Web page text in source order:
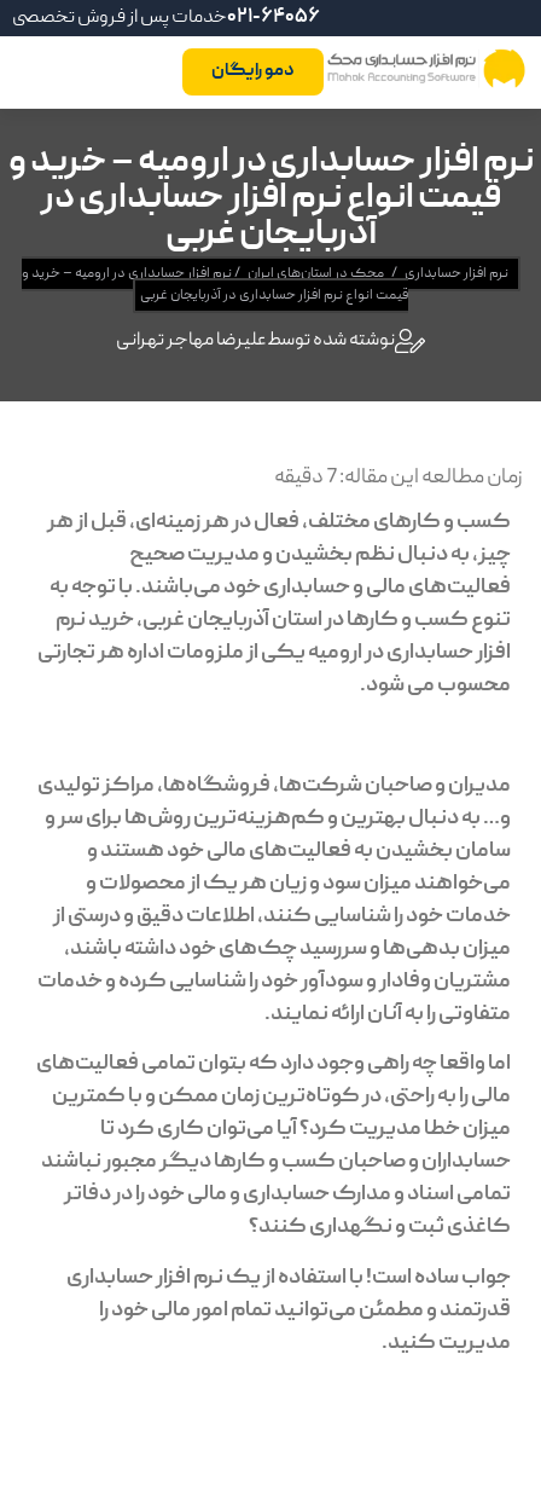
خدمات پس از فروش تخصصی021-64056
دمو رایگان
نرم افزار حسابداری در ارومیه – خرید و
قیمت انواع نرم افزار حسابداری در
آذربایجان غربی
نرم افزار حسابداری / محک در استان‌های ایران /نرم افزار حسابداری در ارومیه – خرید و
قیمت انواع نرم افزار حسابداری در آذربایجان غربی
نوشته شده توسطعلیرضا مهاجر تهرانی
زمان مطالعه این مقاله:7دقیقه
کسب و کارهای مختلف، فعال در هر زمینه‌ای، قبل از هر
چیز، به دنبال نظم بخشیدن و مدیریت صحیح
فعالیت‌های مالی و حسابداری خود می‌باشند. با توجه به
تنوع کسب و کارها در استان آذربایجان غربی،خرید نرم
افزار حسابداری در ارومیهیکی از ملزومات اداره هر تجارتی
محسوب می شود.
مدیران و صاحبان شرکت‌ها، فروشگاه‌ها، مراکز تولیدی
و… به دنبال بهترین و کم‌هزینه‌ترین روش‌ها برای سر و
سامان بخشیدن به فعالیت‌های مالی خود هستند و
می‌خواهند میزان سود و زیان هر یک از محصولات و
خدمات خود را شناسایی کنند، اطلاعات دقیق و درستی از
میزان بدهی‌ها و سررسید چک‌های خود داشته باشند،
مشتریان وفادار و سودآور خود را شناسایی کرده و خدمات
متفاوتی را به آنان ارائه نمایند.
اما واقعا چه راهی وجود دارد که بتوان تمامی فعالیت‌های
مالی را به راحتی، در کوتاه‌ترین زمان ممکن و با کمترین
میزان خطا مدیریت کرد؟ آیا می‌توان کاری کرد تا
حسابداران و صاحبان کسب و کارها دیگر مجبور نباشند
تمامی اسناد و مدارک حسابداری و مالی خود را در دفاتر
کاغذی ثبت و نگهداری کنند؟
جواب ساده است! با استفاده از یک نرم افزار حسابداری
قدرتمند و مطمئن می‌توانید تمام امور مالی خود را
مدیریت کنید.